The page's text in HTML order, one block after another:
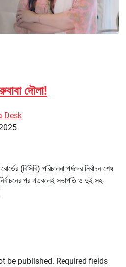
দৌলা!
Desk
(বিসিবি) পরিচালনা পর্ষদের নির্বাচন শেষ
পর গতকালই সভাপতি ও দুই সহ-
be published. Required fields